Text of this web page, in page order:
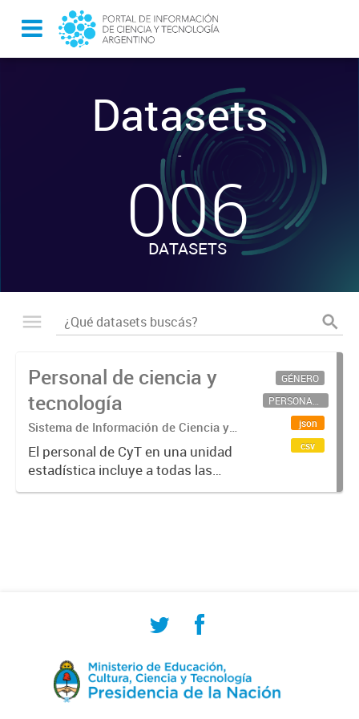
Datasets
-
006
DATASETS
Personal de ciencia y
tecnología
Sistema de Información de Ciencia y
Tecnología Argentino (SICYTAR)
El personal de CyT en una unidad
estadística incluye a todas las
personas involucradas
GÉNERO
PERSONAL CIENTÍFICO-TECNOLÓGICO
json
csv